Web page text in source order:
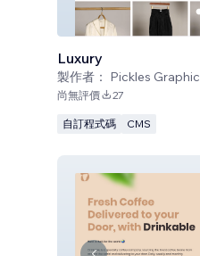
Luxury
製作者： Pickles Graphic
尚無評價 27
自訂程式碼 CMS